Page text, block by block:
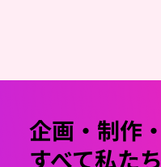
企画・制作
すべて私た